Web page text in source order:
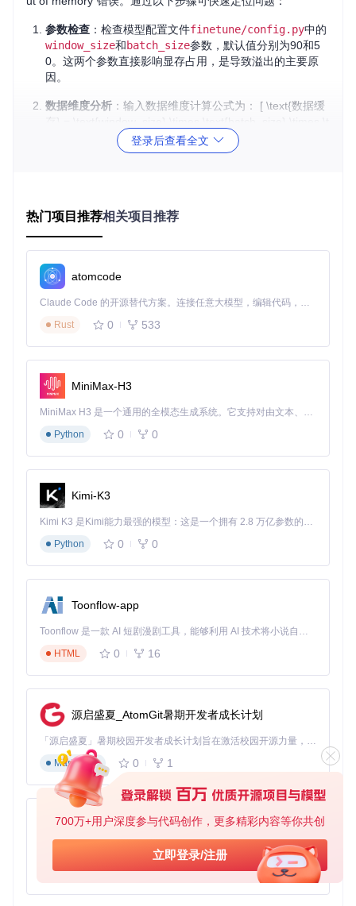
700万+用户深度参与代码创作，更多精彩内容等你共创
立即登录/注册
参数检查 ：检查模型配置文件finetune/config.py中的
window_size和batch_size参数，默认值分别为90和5
0。这两个参数直接影响显存占用，是导致溢出的主要原
因。
数据维度分析 ：输入数据维度计算公式为： [ \text{数据缓
存} = \text{window_size} \times \text{batch_size} \times \t
ext{features} \times 4 \text{字节} ] 以默认配置为例，90步
窗口×50批次×6特征（OHLCV+成交额）= 90×50×6×4 = 1
任务管理器监控：训练开始时通过
图1-1：Kronos训练显存占用趋势图（红框区域显示显存峰值
训练时长是否超过预期300%？→ 跳转至4.1节混合精度训
练方案
是否需要在笔记本电脑上运行训练？→ 跳转至3.3节低功耗
配置方案
评估计算资源需求：科学配置硬件与云服务
计算显存需求：四要素公式法
Kronos模型的显存需求由四部分组成，完整计算公式如下： [
\text{总显存} = \text{模型参数} + \text{输入数据} + \text{梯度
缓存} + \text{临时变量} ]
模型参数：基础配置约4-8GB，与模型深度和宽度正相关
输入数据
梯度缓存：约为模型参数的3倍（AdamW优化器）
临时变量：约为模型参数的50%，用于中间计算
以512窗口配置为例：8GB（模型）+ 0.5MB（数据）+ 24GB
本地与云服务器成本对比分析
配
置
硬件规
格
单月成本
适用场
优势
RTX 40
90 (24
GB)
一次性投
入约1.5
万元
模训练
长期使用成本
低，数据隐私有
保障
A100 (4
约1.2万
并行训
练
按需付费，弹性
登录后查看全文
热门项目推荐相关项目推荐
atomcode
Claude Code 的开源替代方案。连接任意大模型，编辑代码，运行命令，自动验证 — 全自动执行。用 Rust 构建，极致性能。 ｜ An open-source alternative to Claude Code. Connect any LLM, edit code, run commands, and verify changes — autonomously. Built in Rust for speed. Get Started
Rust
0 533
MiniMax-H3
MiniMax H3 是一个通用的全模态生成系统。它支持对由文本、图像、视频和音频组成的多模态上下文进行统一理解，并能生成分辨率高达 2K、时长可达 15 秒的带原生立体声音频的视频。得益于面向任务泛化的系统设计，H3 在预训练阶段就已具备广泛的多模态上下文理解与生成能力，能够出色地执行复杂的多模态指令。
Python
0 0
Kimi-K3
Kimi K3 是Kimi能力最强的模型：这是一个拥有 2.8 万亿参数的混合专家（MoE）模型，具备原生视觉理解能力，并支持 100 万 token 的上下文窗口。
Python
0 0
Toonflow-app
Toonflow 是一款 AI 短剧漫剧工具，能够利用 AI 技术将小说自动转化为剧本，并结合 AI 生成的图片和视频，实现高效的短剧创作。借助 Toonflow，可以轻松完成从文字到影像的全流程，让短剧制作变得更加智能与便捷。
HTML
0 16
源启盛夏_AtomGit暑期开发者成长计划
「源启盛夏」暑期校园开发者成长计划旨在激活校园开源力量，通过积分激励、认证扶持、资源倾斜等形式，引导高校组织和开发者完成「入驻 — 建项目 — 做贡献 — 获认证 — 得资源」的完整闭环。无论你是想带领社团入驻平台的组织者，还是希望用代码贡献证明自己的开发者，都能在这里找到属于你的成长路径。
Markdown
0 1
AionUi
免费、本地、开源的 24/7 全天候 Cowork 应用，以及适用于 Gemini CLI、Claude Code、Codex、OpenCode、Qwen Code、Goose CLI、Auggie 等的 OpenClaw | 🌟 喜欢就点star吧
TypeScript
0 6